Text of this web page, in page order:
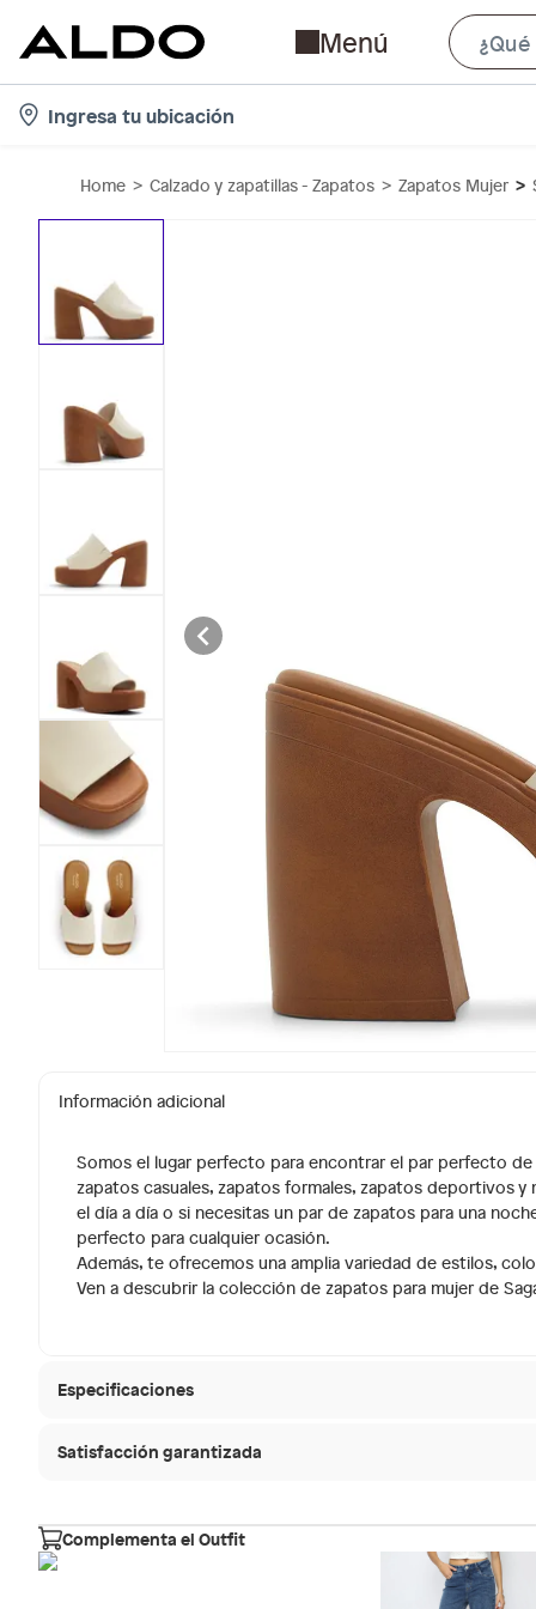
Menú
Ingresa tu ubicación
Home Calzado y zapatillas - Zapatos Zapatos Mujer
Información adicional
Somos el lugar perfecto para encontrar el par perfecto
zapatos casuales, zapatos formales, zapatos deportivos
el día a día o si necesitas un par de zapatos para una
perfecto para cualquier ocasión.
Además, te ofrecemos una amplia variedad de estilos,
Ven a descubrir la colección de zapatos para mujer de
Especificaciones
Material
Modelo
Satisfacción garantizada
Sin embargo, tenemos categorías que cuentan con
que no se pueden devolver ni cambiar. Conoce cuáles
Complementa el Outfit